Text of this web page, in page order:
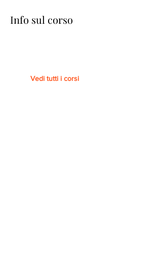
Info sul corso
Vedi tutti i corsi